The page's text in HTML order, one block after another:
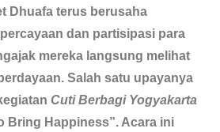
Dhuafa terus berusaha
dan partisipasi para
mereka langsung melihat
Salah satu upayanya
Cuti Berbagi Yogyakarta
Bring Happiness”. Acara ini